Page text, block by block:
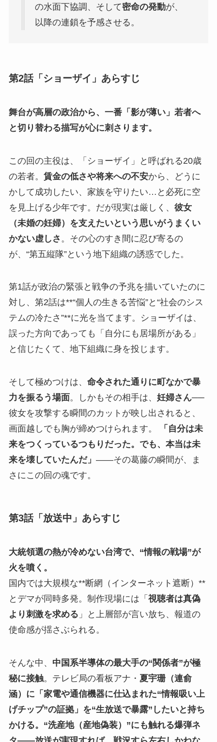
の水面下協調、そして密命の発動が、
以降の連鎖を予感させる。
第2話「ショーザイ」あらすじ
舞台が高層の政治から、一番「影が薄い」若者へ
と切り替わる描写が心に刺さります。
この回の主役は、「ショーザイ」と呼ばれる20歳
の若者。 賃金の低さや将来への不安から、どうに
かして成功したい、家族を守りたい…と必死に空
を見上げる少年です。だが現実は厳しく、 彼女
（未婚の妊婦）を支えたいという思いがうまくい
かない虚しさ 。その心のすき間に忍び寄るの
が、“第五縦隊”という地下組織の誘惑でした。
第1話が政治の緊張と戦争の予兆を描いていたのに
対し、第2話は**“個人の生きる苦悩”と“社会のシス
テムの冷たさ”**に光を当てます。ショーザイは、
誤った方向であっても「自分にも居場所がある」
と信じたくて、地下組織に身を投じます。
そして極めつけは、 命令された通りに町なかで暴
力を振るう場面。しかもその相手は、 妊婦さん──
彼女を攻撃する瞬間のカットが映し出されると、
画面越しでも胸が締めつけられます。
「自分は未
来をつくっているつもりだった。でも、本当は未
来を壊していたんだ」 ――その葛藤の瞬間が、ま
さにこの回の魂です。
第3話「放送中」あらすじ
大統領選の熱が冷めない台湾で、“情報の戦場”が
火を噴く。
国内では大規模な**断網（インターネット遮断）**
とデマが同時多発。制作現場には「 視聴者は真偽
より刺激を求める 」と上層部が言い放ち、報道の
使命感が揺さぶられる。
そんな中、 中国系半導体の最大手の“関係者”が極
秘に接触。テレビ局の看板アナ・ 夏宇珊（連俞
涵）に「家電や通信機器に仕込まれた“情報吸い上
げチップ”の証拠」を“生放送で暴露”したいと持ち
かける。“洗産地（産地偽装）”にも触れる爆弾ネ